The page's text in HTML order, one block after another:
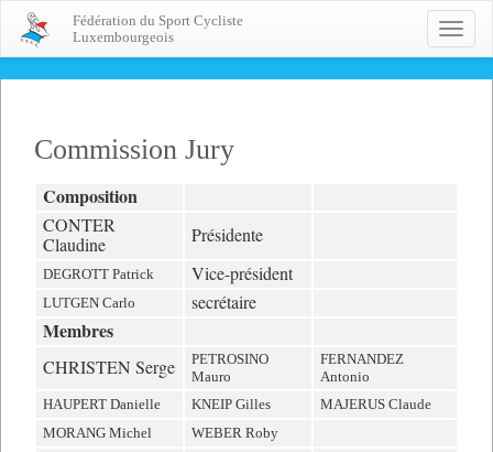
Toggle
Fédération du Sport Cycliste
Luxembourgeois
Commission Jury
Composition
CONTER
Claudine
Présidente
DEGROTT Patrick Vice-président
LUTGEN Carlo secrétaire
Membres
CHRISTEN Serge
PETROSINO
Mauro
FERNANDEZ
Antonio
HAUPERT Danielle
KNEIP Gilles
MAJERUS Claude
MORANG Michel
WEBER Roby